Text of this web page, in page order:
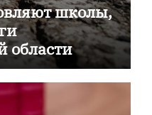
школы,
области